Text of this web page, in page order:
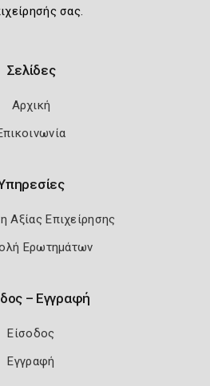
σας.
Σελίδες
Αρχική
Αξίας Επιχείρησης
Ερωτημάτων
– Εγγραφή
Είσοδος
Εγγραφή